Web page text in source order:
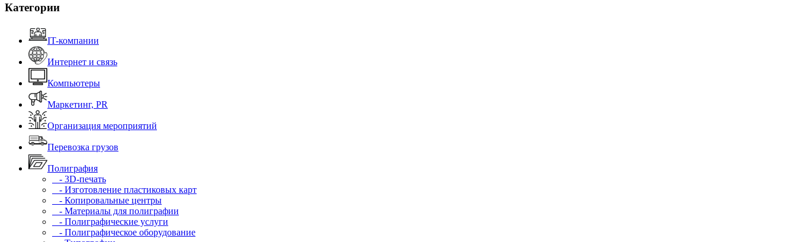
Категории
IT-компании
Интернет и связь
Компьютеры
Маркетинг, PR
Организация мероприятий
Перевозка грузов
Полиграфия
- 3D-печать
- Изготовление пластиковых карт
- Копировальные центры
- Материалы для полиграфии
- Полиграфические услуги
- Полиграфическое оборудование